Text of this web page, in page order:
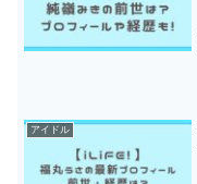
アイドル